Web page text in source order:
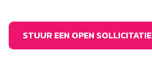
STUUR EEN OPEN SOLLICITATIE